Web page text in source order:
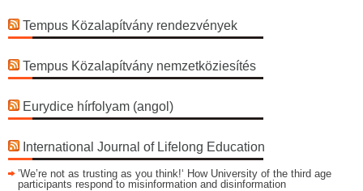
Tempus Közalapítvány rendezvények
Tempus Közalapítvány nemzetköziesítés
Eurydice hírfolyam (angol)
International Journal of Lifelong Education
’We’re not as trusting as you think!‘ How University of the third age
participants respond to misinformation and disinformation